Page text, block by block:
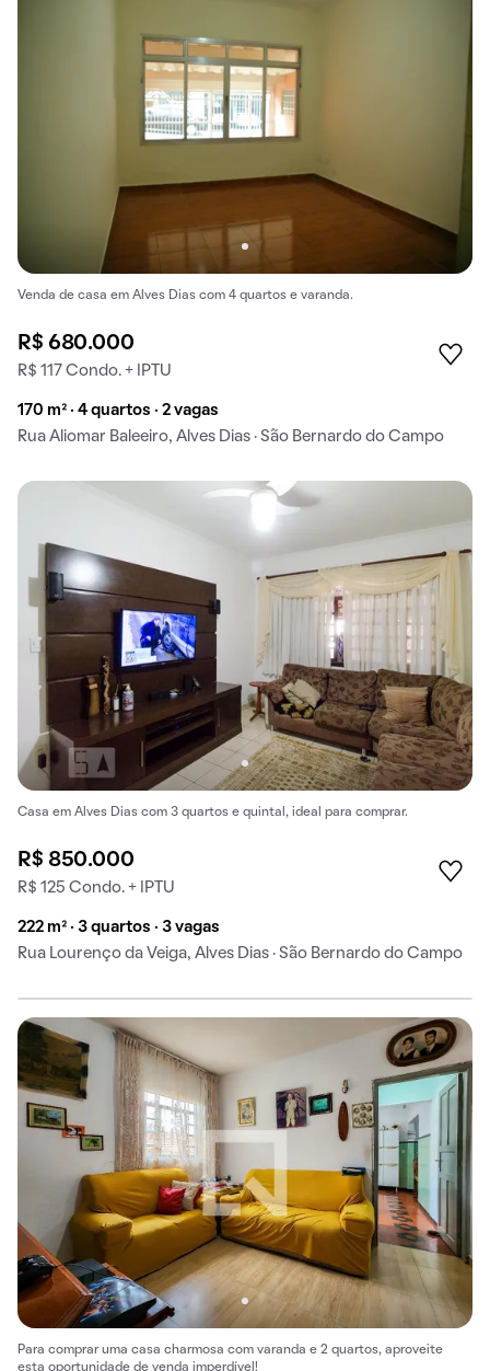
Venda de casa em Alves Dias com 4 quartos e varanda.
R$ 680.000
R$ 117 Condo. + IPTU
170 m² · 4 quartos · 2 vagas
Rua Aliomar Baleeiro, Alves Dias · São Bernardo do Campo
Casa em Alves Dias com 3 quartos e quintal, ideal para comprar.
R$ 850.000
R$ 125 Condo. + IPTU
222 m² · 3 quartos · 3 vagas
Rua Lourenço da Veiga, Alves Dias · São Bernardo do Campo
Para comprar uma casa charmosa com varanda e 2 quartos, aproveite
esta oportunidade de venda imperdível!